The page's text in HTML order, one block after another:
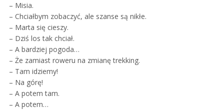
– Misia.
– Chciałbym zobaczyć, ale szanse są nikłe.
– Marta się cieszy.
– Dziś los tak chciał.
– A bardziej pogoda…
– Że zamiast roweru na zmianę trekking.
– Tam idziemy!
– Na górę!
– A potem tam.
– A potem…